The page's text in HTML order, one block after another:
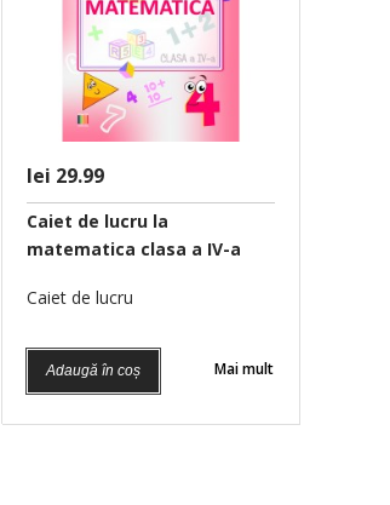
lei 29.99
Caiet de lucru la
matematica clasa a IV-a
Caiet de lucru
Adaugă în coș Mai mult